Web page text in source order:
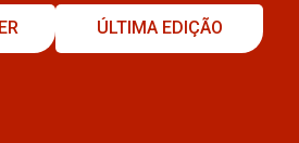
ÚLTIMA EDIÇÃO